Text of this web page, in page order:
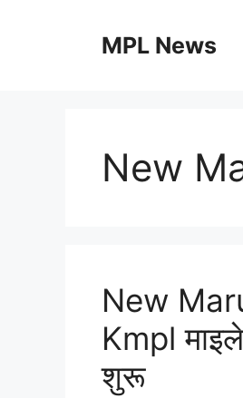
MPL News
New
New
Kmpl
शुरू